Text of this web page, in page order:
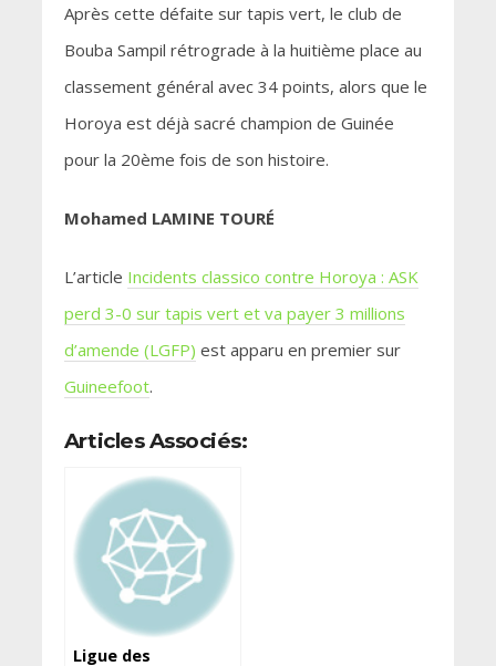
Après cette défaite sur tapis vert, le club de
Bouba Sampil rétrograde à la huitième place au
classement général avec 34 points, alors que le
Horoya est déjà sacré champion de Guinée
pour la 20ème fois de son histoire.
Mohamed LAMINE TOURÉ
L’article Incidents classico contre Horoya : ASK
perd 3-0 sur tapis vert et va payer 3 millions
d’amende (LGFP) est apparu en premier sur
Guineefoot.
Articles Associés:
Ligue des